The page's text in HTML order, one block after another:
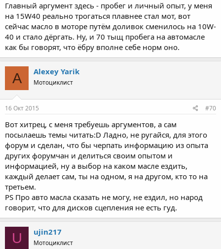
Главный аргумент здесь - пробег и личный опыт, у меня
на 15W40 реально трогаться плавнее стал мот, вот
сейчас масло в моторе путём доливок сменилось на 10W-
40 и стало дёргать. Ну, и 70 тыщ пробега на автомасле
как бы говорят, что ёбру вполне себе норм оно.
A Alexey Yarik
Мотоциклист
16 Окт 2015 #70
Вот хитрец, с меня требуешь аргументов, а сам
посылаешь темы читать:D Ладно, не ругайся, для этого
форум и сделан, что бы черпать информацию из опыта
других форумчан и делиться своим опытом и
информацией, ну а выбор на каком масле ездить,
каждый делает сам, ты на одном, я на другом, кто то на
третьем.
PS Про авто масла сказать не могу, не ездил, но народ
говорит, что для дисков сцепления не есть гуд.
U ujin217
Мотоциклист